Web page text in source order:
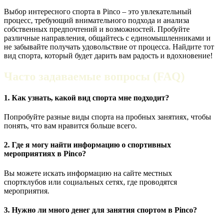
Выбор интересного спорта в Pinco – это увлекательный
процесс, требующий внимательного подхода и анализа
собственных предпочтений и возможностей. Пробуйте
различные направления, общайтесь с единомышленниками и
не забывайте получать удовольствие от процесса. Найдите тот
вид спорта, который будет дарить вам радость и вдохновение!
Часто задаваемые вопросы (FAQ)
1. Как узнать, какой вид спорта мне подходит?
Попробуйте разные виды спорта на пробных занятиях, чтобы
понять, что вам нравится больше всего.
2. Где я могу найти информацию о спортивных
мероприятиях в Pinco?
Вы можете искать информацию на сайте местных
спортклубов или социальных сетях, где проводятся
мероприятия.
3. Нужно ли много денег для занятия спортом в Pinco?